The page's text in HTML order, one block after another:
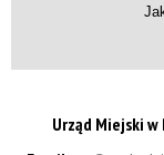
Urząd Miejski w